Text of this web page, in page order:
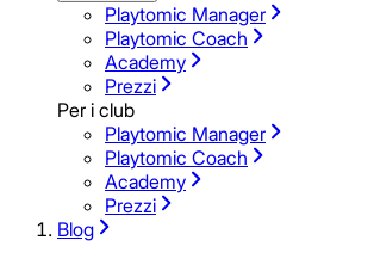
Playtomic Manager
Playtomic Coach
Academy
Prezzi
Per i club
Playtomic Manager
Playtomic Coach
Academy
Prezzi
Blog